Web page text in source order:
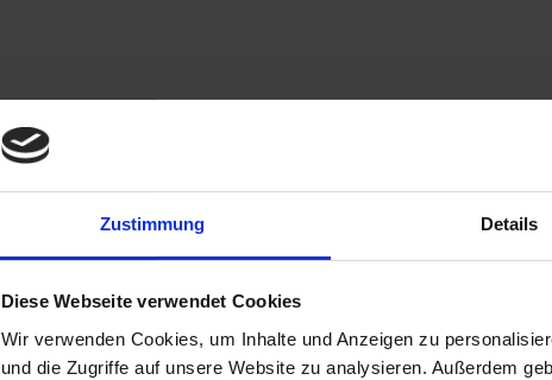
Zustimmung Details
Diese Webseite verwendet Cookies
Wir verwenden Cookies, um Inhalte und Anzeigen zu
und die Zugriffe auf unsere Website zu analysieren. Außerdem